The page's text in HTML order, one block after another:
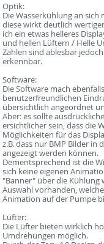
Optik:
Die Wasserkühlung an
diese wirkt deutlich
ich ein etwas helleres
und hellen Lüftern / Helle
Zahlen sind ablesbar
erkennbar.
Software:
Die Software mach
benutzerfreundlichen
übersichtlich angeordnet
Aber: es sollte
ersichtlicher sein, dass die
Möglichkeiten für das
z.B. dass nur BMP Bilder in
angezeigt werden können.
Dementsprechend ist die
sich keine eigenen
"Banner" über die Kühlung
Auswahl vorhanden,
Animation auf der Pumpe
Lüfter:
Die Lüfter bieten wirklich
Umdrehungen möglich.